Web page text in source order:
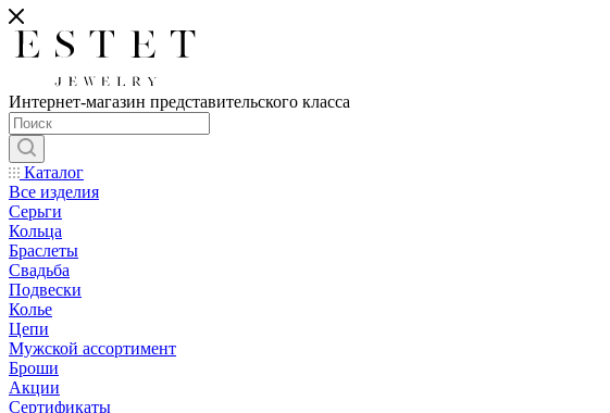
Интернет-магазин представительского класса
Каталог
Все изделия
Серьги
Кольца
Браслеты
Свадьба
Подвески
Колье
Цепи
Мужской ассортимент
Броши
Акции
Сертификаты